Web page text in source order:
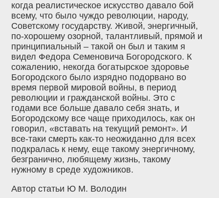
когда реалистическое искусство давало бой
всему, что было чуждо революции, народу,
Советскому государству. Живой, энергичный,
по-хорошему озорной, талантливый, прямой и
принципиальный – такой он был и таким я
видел Федора Семеновича Богородского. К
сожалению, некогда богатырское здоровье
Богородского было изрядно подорвано во
время первой мировой войны, в период
революции и гражданской войны. Это с
годами все больше давало себя знать, и
Богородскому все чаще приходилось, как он
говорил, «вставать на текущий ремонт». И
все-таки смерть как-то неожиданно для всех
подкралась к нему, еще такому энергичному,
безгранично, любящему жизнь, такому
нужному в среде художников.
Автор статьи Ю М. Володин